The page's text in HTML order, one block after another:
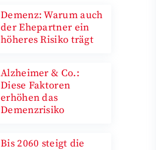
Demenz: Warum auch
der Ehepartner ein
höheres Risiko trägt
Alzheimer & Co.:
Diese Faktoren
erhöhen das
Demenzrisiko
Bis 2060 steigt die